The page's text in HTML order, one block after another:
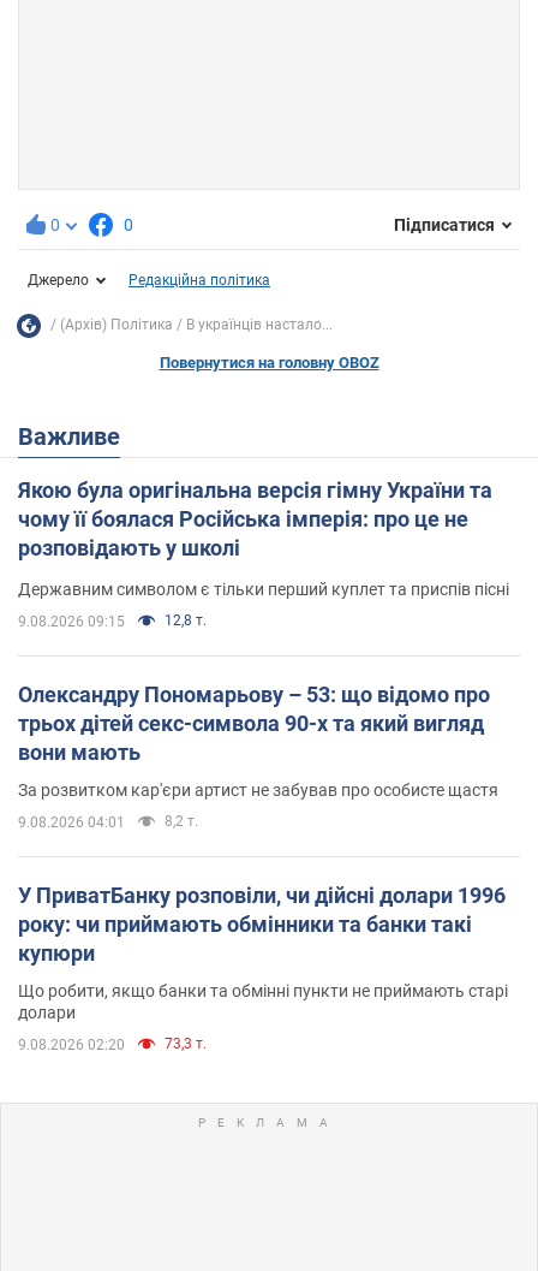
0 0 Підписатися
Джерело Редакційна політика
(Архів) Політика В українців настало...
Повернутися на головну OBOZ
Важливе
Якою була оригінальна версія гімну України та
чому її боялася Російська імперія: про це не
розповідають у школі
Державним символом є тільки перший куплет та приспів пісні
9.08.2026 09:15 12,8 т.
Олександру Пономарьову – 53: що відомо про
трьох дітей секс-символа 90-х та який вигляд
вони мають
За розвитком кар'єри артист не забував про особисте щастя
9.08.2026 04:01 8,2 т.
У ПриватБанку розповіли, чи дійсні долари 1996
року: чи приймають обмінники та банки такі
купюри
Що робити, якщо банки та обмінні пункти не приймають старі
долари
9.08.2026 02:20 73,3 т.